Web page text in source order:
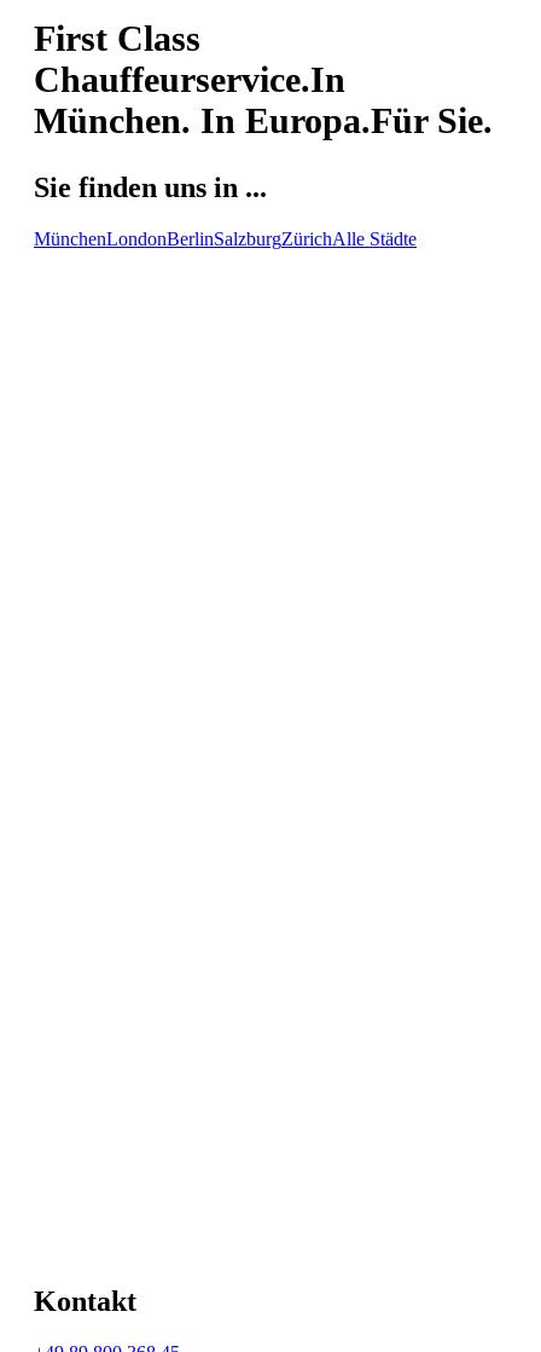
First Class
Chauffeurservice.In
München. In Europa.Für Sie.
Sie finden uns in ...
MünchenLondonBerlinSalzburgZürichAlle Städte
Kontakt